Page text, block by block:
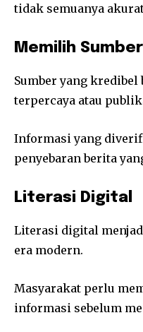
tidak semuanya
Memilih
Sumber yang kredibel
terpercaya atau
Informasi yang
penyebaran berita
Literasi Digital
Literasi digital
era modern.
Masyarakat perlu
informasi sebelum